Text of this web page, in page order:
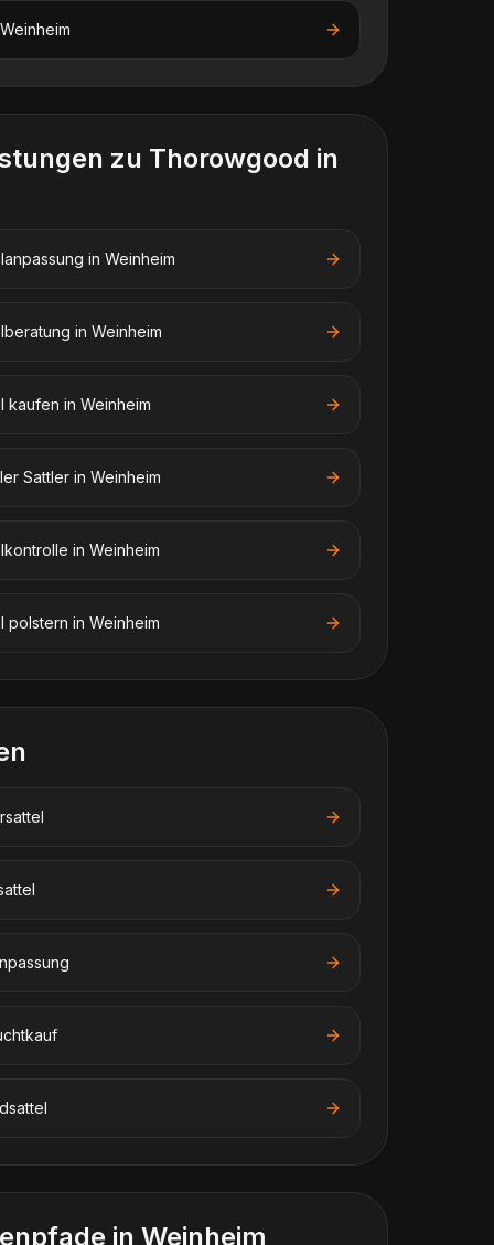
Weinheim
zu Thorowgood in
in Weinheim
in Weinheim
kaufen in Weinheim
Sattler in Weinheim
in Weinheim
polstern in Weinheim
in Weinheim